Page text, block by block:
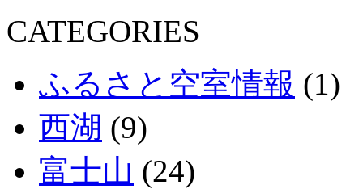
CATEGORIES
ふるさと空室情報 (1)
西湖 (9)
富士山 (24)